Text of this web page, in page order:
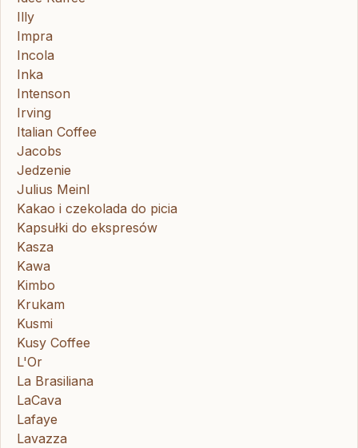
Illy
Impra
Incola
Inka
Intenson
Irving
Italian Coffee
Jacobs
Jedzenie
Julius Meinl
Kakao i czekolada do picia
Kapsułki do ekspresów
Kasza
Kawa
Kimbo
Krukam
Kusmi
Kusy Coffee
L'Or
La Brasiliana
LaCava
Lafaye
Lavazza